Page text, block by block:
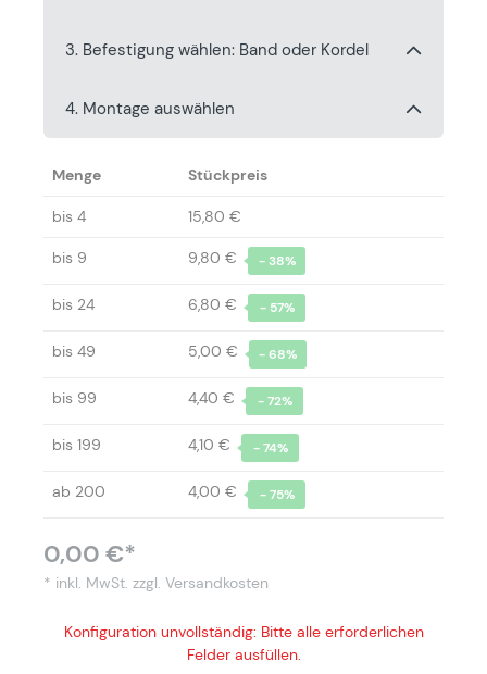
3. Befestigung wählen: Band oder Kordel
4. Montage auswählen
Menge Stückpreis
bis 4 15,80 €
bis 9 9,80 € - 38%
bis 24 6,80 € - 57%
bis 49 5,00 € - 68%
bis 99 4,40 € - 72%
bis 199 4,10 € - 74%
ab 200 4,00 € - 75%
0,00 €*
* inkl. MwSt. zzgl. Versandkosten
Konfiguration unvollständig: Bitte alle erforderlichen
Felder ausfüllen.